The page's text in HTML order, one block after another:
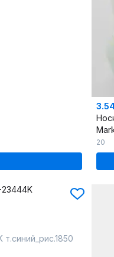
20